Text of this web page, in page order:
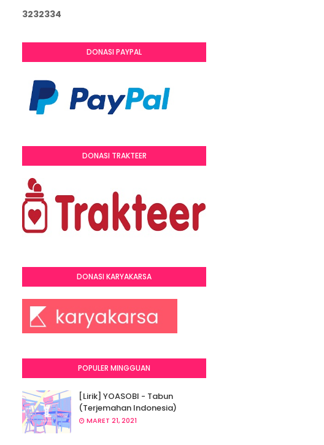
3232334
DONASI PAYPAL
DONASI TRAKTEER
DONASI KARYAKARSA
POPULER MINGGUAN
[Lirik] YOASOBI - Tabun
(Terjemahan Indonesia)
MARET 21, 2021